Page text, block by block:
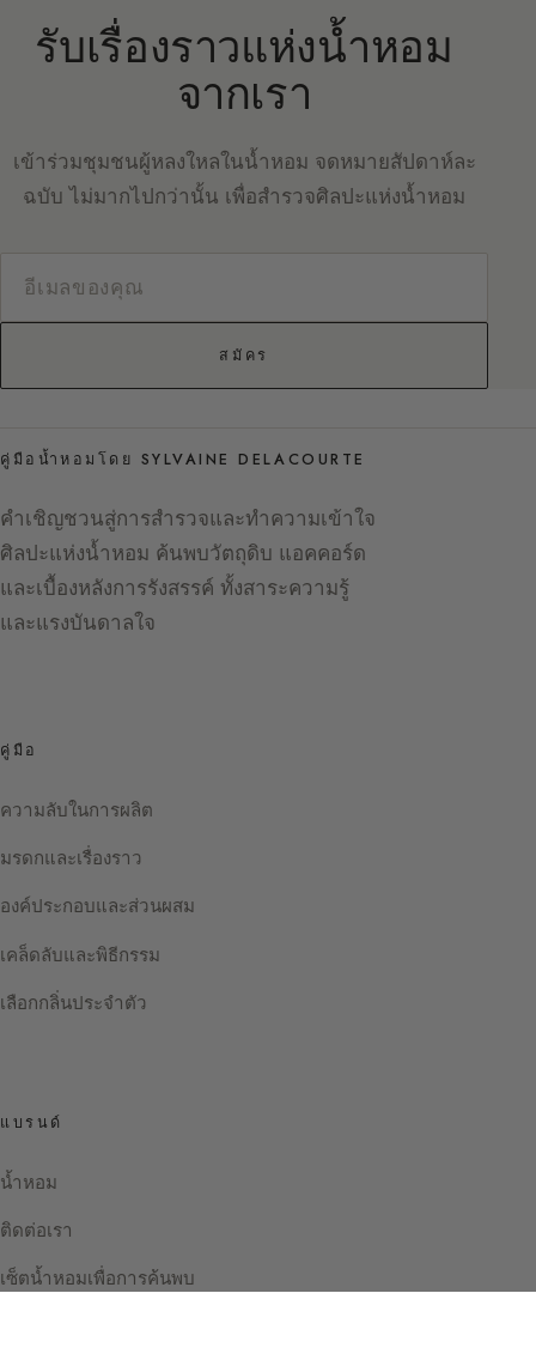
รับเรื่องราวแห่งน้ำหอม
จากเรา
เข้าร่วมชุมชนผู้หลงใหลในน้ำหอม จดหมายสัปดาห์ละ
ฉบับ ไม่มากไปกว่านั้น เพื่อสำรวจศิลปะแห่งน้ำหอม
สมัคร
คู่มือน้ำหอมโดย SYLVAINE DELACOURTE
คำเชิญชวนสู่การสำรวจและทำความเข้าใจ
ศิลปะแห่งน้ำหอม ค้นพบวัตถุดิบ แอคคอร์ด
และเบื้องหลังการรังสรรค์ ทั้งสาระความรู้
และแรงบันดาลใจ
คู่มือ
ความลับในการผลิต
มรดกและเรื่องราว
องค์ประกอบและส่วนผสม
เคล็ดลับและพิธีกรรม
เลือกกลิ่นประจำตัว
แบรนด์
น้ำหอม
ติดต่อเรา
เซ็ตน้ำหอมเพื่อการค้นพบ